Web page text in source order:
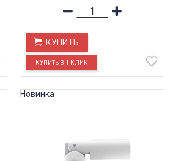
КУПИТЬ
Новинка